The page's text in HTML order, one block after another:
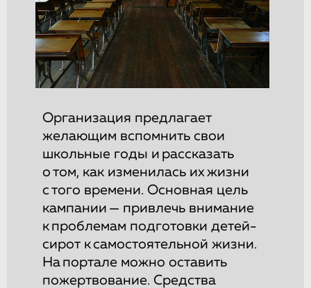
Организация предлагает
желающим вспомнить свои
школьные годы и рассказать
о том, как изменилась их жизни
с того времени. Основная цель
кампании — привлечь внимание
к проблемам подготовки детей-
сирот к самостоятельной жизни.
На портале можно оставить
пожертвование. Средства